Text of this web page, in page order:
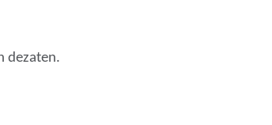
dezaten.